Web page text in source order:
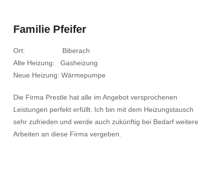
Familie Pfeifer
Ort: Biberach
Alte Heizung: Gasheizung
Neue Heizung: Wärmepumpe
Die Firma Prestle hat alle im Angebot versprochenen
Leistungen perfekt erfüllt. Ich bin mit dem Heizungstausch
sehr zufrieden und werde auch zukünftig bei Bedarf weitere
Arbeiten an diese Firma vergeben.